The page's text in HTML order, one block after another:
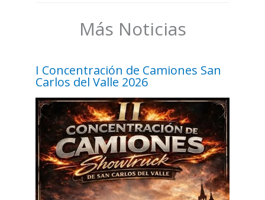
Más Noticias
I Concentración de Camiones San
Carlos del Valle 2026